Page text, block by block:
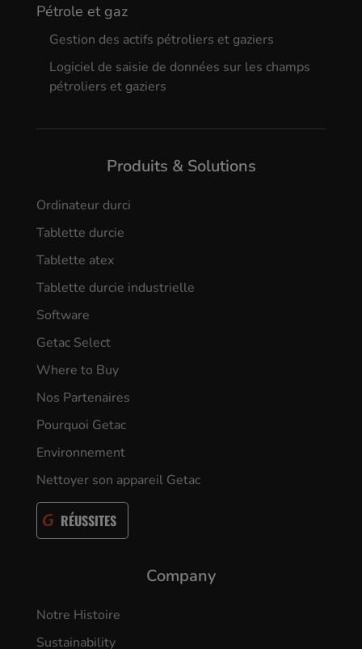
Pétrole et gaz
Gestion des actifs pétroliers et gaziers
Logiciel de saisie de données sur les champs
pétroliers et gaziers
Produits & Solutions
Ordinateur durci
Tablette durcie
Tablette atex
Tablette durcie industrielle
Software
Getac Select
Where to Buy
Nos Partenaires
Pourquoi Getac
Environnement
Nettoyer son appareil Getac
RÉUSSITES
Company
Notre Histoire
Sustainability